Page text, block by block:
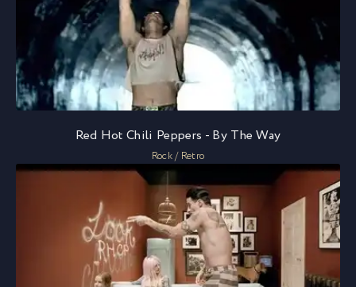
Red Hot Chili Peppers - By The Way
Rock / Retro